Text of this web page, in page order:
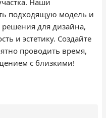
Наши
подходящую модель и
для дизайна,
и эстетику. Создайте
проводить время,
с близкими!